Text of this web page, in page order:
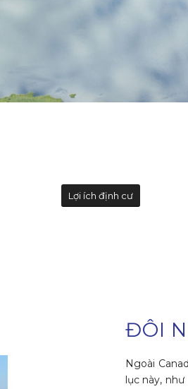
Lợi ích định cư
ĐÔI
Ngoài
lục này,